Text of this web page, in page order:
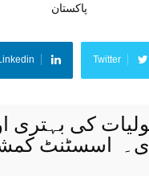
پاکستان
Twitter
کی بہتری
اسسٹنٹ